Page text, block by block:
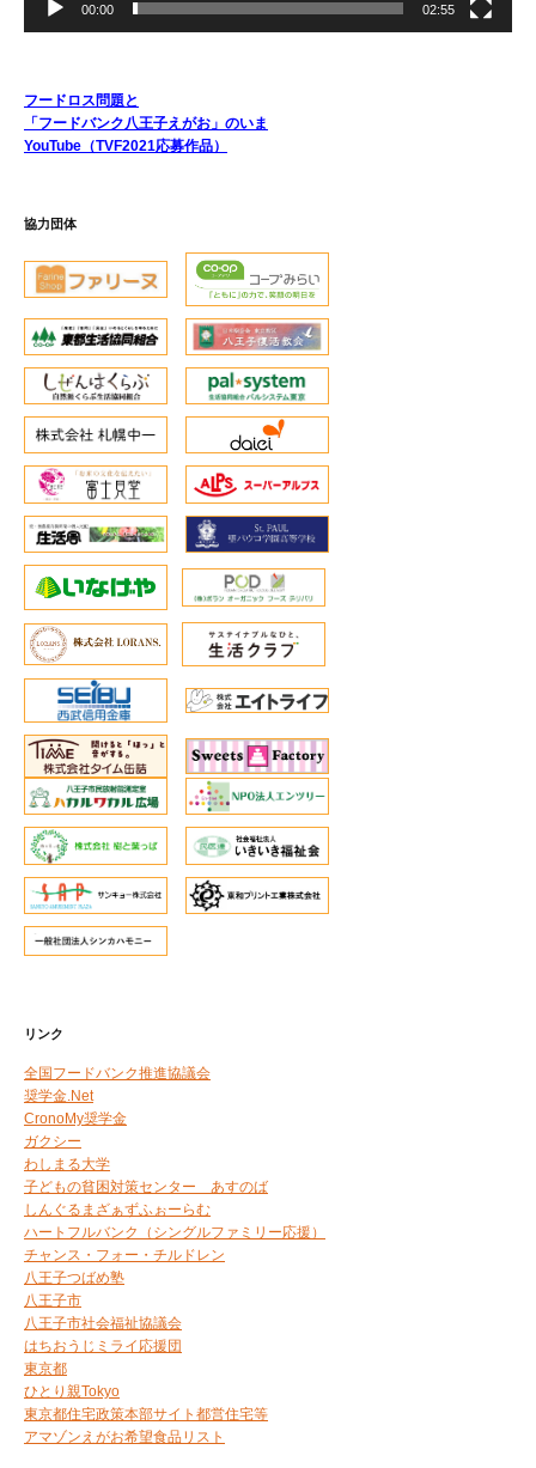
00:00 02:55
フードロス問題と
「フードバンク八王子えがお」のいま
YouTube（TVF2021応募作品）
協力団体
リンク
全国フードバンク推進協議会
奨学金.Net
CronoMy奨学金
ガクシー
わしまる大学
子どもの貧困対策センター あすのば
しんぐるまざぁずふぉーらむ
ハートフルバンク（シングルファミリー応援）
チャンス・フォー・チルドレン
八王子つばめ塾
八王子市
八王子市社会福祉協議会
はちおうじミライ応援団
東京都
ひとり親Tokyo
東京都住宅政策本部サイト都営住宅等
アマゾンえがお希望食品リスト